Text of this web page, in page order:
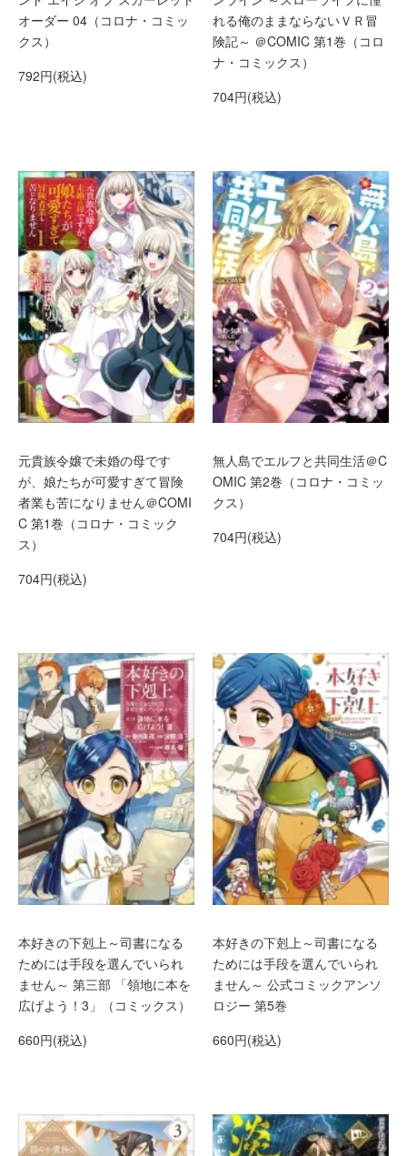
オーダー 04（コロナ・コミッ
クス）
792円(税込)
れる俺のままならないＶＲ冒
険記～ ＠COMIC 第1巻（コロ
ナ・コミックス）
704円(税込)
元貴族令嬢で未婚の母です
が、娘たちが可愛すぎて冒険
者業も苦になりません＠COMI
C 第1巻（コロナ・コミック
ス）
704円(税込)
無人島でエルフと共同生活＠C
OMIC 第2巻（コロナ・コミッ
クス）
704円(税込)
本好きの下剋上～司書になる
ためには手段を選んでいられ
ません～ 第三部 「領地に本を
広げよう！3」（コミックス）
660円(税込)
本好きの下剋上～司書になる
ためには手段を選んでいられ
ません～ 公式コミックアンソ
ロジー 第5巻
660円(税込)